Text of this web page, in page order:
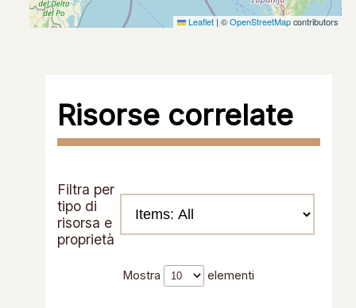
Risorse correlate
Filtra per
tipo di
risorsa e
proprietà
Mostra elementi
Leaflet | ©OpenStreetMapcontributors